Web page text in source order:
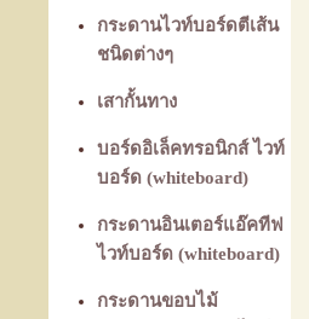
กระดานไวท์บอร์ดตีเส้น
ชนิดต่างๆ
เสากั้นทาง
บอร์ดอิเล็คทรอนิกส์ ไวท์
บอร์ด (whiteboard)
กระดานอินเตอร์แอ๊คทีฟ
ไวท์บอร์ด (whiteboard)
กระดานขอบไม้